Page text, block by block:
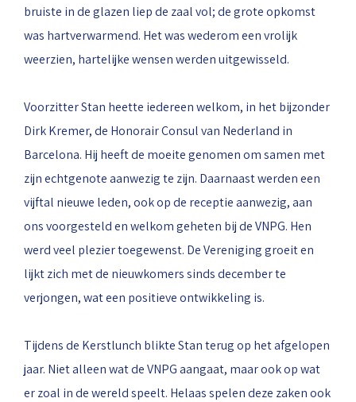
bruiste in de glazen liep de zaal vol; de grote opkomst
was hartverwarmend. Het was wederom een vrolijk
weerzien, hartelijke wensen werden uitgewisseld.
Voorzitter Stan heette iedereen welkom, in het bijzonder
Dirk Kremer, de Honorair Consul van Nederland in
Barcelona. Hij heeft de moeite genomen om samen met
zijn echtgenote aanwezig te zijn. Daarnaast werden een
vijftal nieuwe leden, ook op de receptie aanwezig, aan
ons voorgesteld en welkom geheten bij de VNPG. Hen
werd veel plezier toegewenst. De Vereniging groeit en
lijkt zich met de nieuwkomers sinds december te
verjongen, wat een positieve ontwikkeling is.
Tijdens de Kerstlunch blikte Stan terug op het afgelopen
jaar. Niet alleen wat de VNPG aangaat, maar ook op wat
er zoal in de wereld speelt. Helaas spelen deze zaken ook